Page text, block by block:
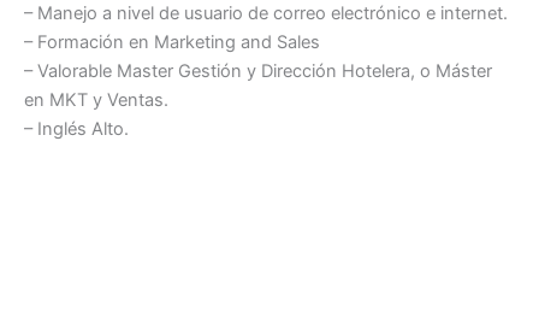
– Manejo a nivel de usuario de correo electrónico e internet.
– Formación en Marketing and Sales
– Valorable Master Gestión y Dirección Hotelera, o Máster
en MKT y Ventas.
– Inglés Alto.